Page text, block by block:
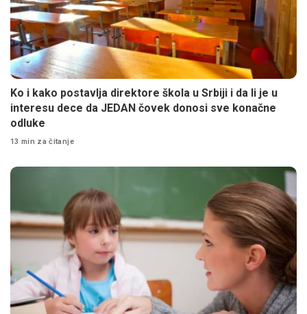
Ko i kako postavlja direktore škola u Srbiji i da li je u
interesu dece da JEDAN čovek donosi sve konačne
odluke
13 min za čitanje